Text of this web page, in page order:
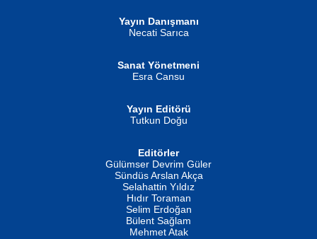
İSMAİL OKUTAN
Erkeklerin Kahrolması Ne Demektir
Evvel Zaman Tanrıçası...
Yayın Danışmanı
Necati Sarıca
Sanat Yönetmeni
Esra Cansu
Yayın Editörü
Tutkun Doğu
Editörler
Gülümser Devrim Güler
Sündüs Arslan Akça
Selahattin Yıldız
Hıdır Toraman
Selim Erdoğan
Bülent Sağlam
Mehmet Atak